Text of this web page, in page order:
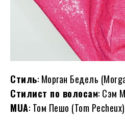
Стиль: Морган Бедель
Стилист по волосам: Сэм
MUA: Том Пешо (Tom Pecheux)